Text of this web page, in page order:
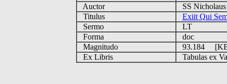
Auctor
SS
Titulus
Exiit Qui
Sermo
LT
Forma
doc
Magnitudo
93.184
Ex Libris
Tabulas ex